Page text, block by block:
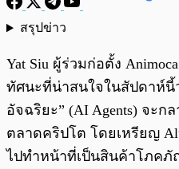
สรุปข่าว
Yat Siu ผู้ร่วมก่อตั้ง
ทัศนะที่น่าสนใจในสัปดาห์นี้
อัจฉริยะ” (AI Agents) จะ
ตลาดคริปโต โดยเหรียญ
ไปทำหน้าที่เป็นสินค้าโภคภั